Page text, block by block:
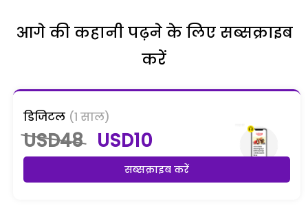
आगे की कहानी पढ़ने के लिए सब्सक्राइब
करें
डिजिटल (1 साल)
USD48 USD10
सब्सक्राइब करें